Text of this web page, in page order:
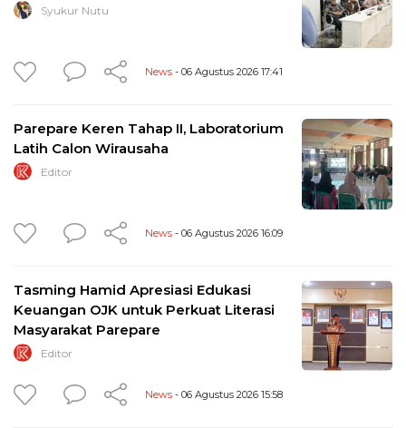
Syukur Nutu
News - 06 Agustus 2026 17:41
Parepare Keren Tahap II, Laboratorium
Latih Calon Wirausaha
Editor
News - 06 Agustus 2026 16:09
Tasming Hamid Apresiasi Edukasi
Keuangan OJK untuk Perkuat Literasi
Masyarakat Parepare
Editor
News - 06 Agustus 2026 15:58